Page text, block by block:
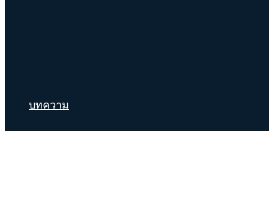
บทความ